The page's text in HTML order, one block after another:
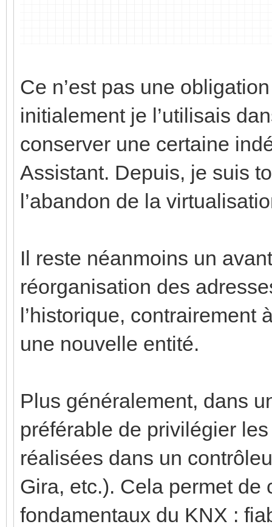
Ce n’est pas une
initialement je l’utilisais
conserver une certaine
Assistant. Depuis, je suis
l’abandon de la
Il reste néanmoins un
réorganisation des
l’historique, contrairement
une nouvelle entité.
Plus généralement, dans
préférable de privilégier
réalisées dans un
Gira, etc.). Cela permet de
fondamentaux du KNX :